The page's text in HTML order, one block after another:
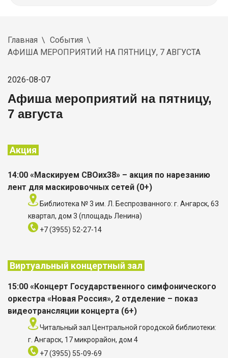
Главная
События
АФИША МЕРОПРИЯТИЙ НА ПЯТНИЦУ, 7 АВГУСТА
2026-08-07
Афиша мероприятий на пятницу,
7 августа
Акция
14:00 «Маскируем СВОих38» – акция по нарезанию
лент для маскировочных сетей (0+)
Библиотека № 3 им. Л. Беспрозванного: г. Ангарск, 63
квартал, дом 3 (площадь Ленина)
+7 (3955) 52-27-14
Виртуальный концертный зал
15:00 «Концерт Государственного симфонического
оркестра «Новая Россия», 2 отделение – показ
видеотрансляции концерта (6+)
Читальный зал Центральной городской библиотеки:
г. Ангарск, 17 микрорайон, дом 4
+7 (3955) 55-09-69